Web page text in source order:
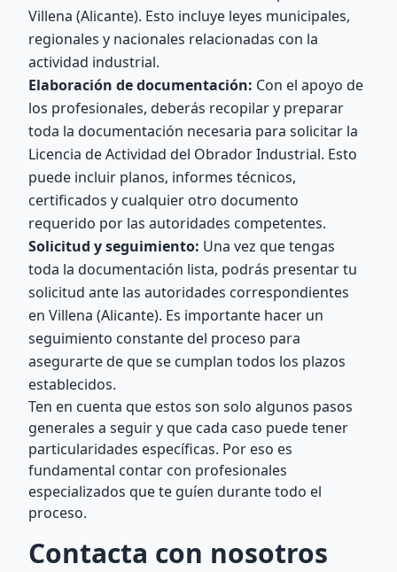
Villena (Alicante). Esto incluye leyes municipales,
regionales y nacionales relacionadas con la
actividad industrial.
Elaboración de documentación: Con el apoyo de
los profesionales, deberás recopilar y preparar
toda la documentación necesaria para solicitar la
Licencia de Actividad del Obrador Industrial. Esto
puede incluir planos, informes técnicos,
certificados y cualquier otro documento
requerido por las autoridades competentes.
Solicitud y seguimiento: Una vez que tengas
toda la documentación lista, podrás presentar tu
solicitud ante las autoridades correspondientes
en Villena (Alicante). Es importante hacer un
seguimiento constante del proceso para
asegurarte de que se cumplan todos los plazos
establecidos.
Ten en cuenta que estos son solo algunos pasos
generales a seguir y que cada caso puede tener
particularidades específicas. Por eso es
fundamental contar con profesionales
especializados que te guíen durante todo el
proceso.
Contacta con nosotros